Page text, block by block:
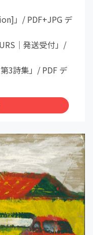
」/ PDF+JPG デ
｜発送受付」/
3詩集」/ PDF デ